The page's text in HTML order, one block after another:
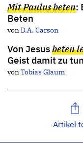
Mit Paulus beten:
Beten
vonD.A. Carson
Von Jesusbeten
Geist damit zu
vonTobias Glaum
Artikel